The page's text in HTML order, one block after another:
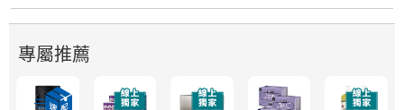
專屬推薦